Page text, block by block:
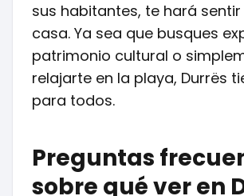
sus habitantes, te hará
casa. Ya sea que busques
patrimonio cultural o
relajarte en la playa, Durrës
para todos.
Preguntas
sobre qué ver en